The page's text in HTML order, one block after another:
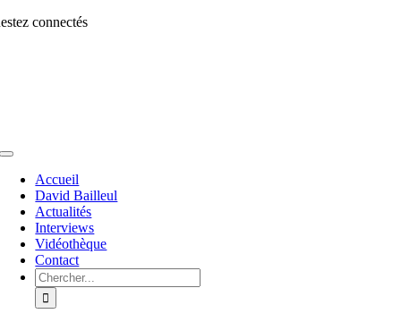
Allerconnectés
Toggle
NavigationAccueil
David Bailleul
Actualités
Interviews
Vidéothèque
Contact
Rechercher: